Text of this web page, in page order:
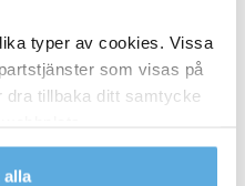
typer av cookies. Vissa
som visas på
dra tillbaka ditt samtycke
vilka vi är, hur du
alla
OCKSÅ